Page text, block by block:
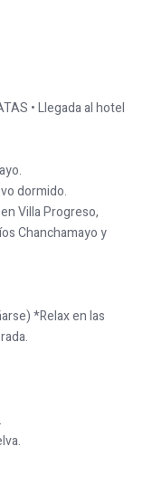
• Llegada al hotel
dormido.
Villa Progreso,
Chanchamayo y
*Relax en las